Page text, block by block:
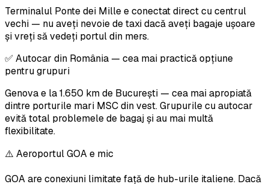
Terminalul Ponte dei Mille e conectat direct cu centrul
vechi — nu aveți nevoie de taxi dacă aveți bagaje ușoare
și vreți să vedeți portul din mers.
✅ Autocar din România — cea mai practică opțiune
pentru grupuri
Genova e la 1.650 km de București — cea mai apropiată
dintre porturile mari MSC din vest. Grupurile cu autocar
evită total problemele de bagaj și au mai multă
flexibilitate.
⚠️ Aeroportul GOA e mic
GOA are conexiuni limitate față de hub-urile italiene. Dacă